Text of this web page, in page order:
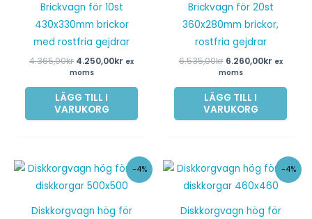
Brickvagn för 10st
430x330mm brickor
med rostfria gejdrar
4.365,00kr 4.250,00kr ex
moms
LÄGG TILL I
VARUKORG
Brickvagn för 20st
360x280mm brickor,
rostfria gejdrar
6.535,00kr 6.260,00kr ex
moms
LÄGG TILL I
VARUKORG
-4%
Diskkorgvagn hög för
Det
ursprungliga
priset
3.600,00kr.
Det
nuvarande
priset
3.460,00kr.
-4%
Diskkorgvagn hög för
Det
ursprungliga
priset
3.600,00kr.
Det
priset